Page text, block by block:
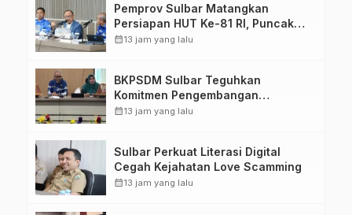
Pemprov Sulbar Matangkan
Persiapan HUT Ke-81 RI, Puncak
Upacara di Lapangan Ahmad
calendar_month13 jam yang lalu
BKPSDM Sulbar Teguhkan
Komitmen Pengembangan
Kompetensi ASN melalui
calendar_month13 jam yang lalu
Sulbar Perkuat Literasi Digital
Cegah Kejahatan Love Scamming
calendar_month13 jam yang lalu